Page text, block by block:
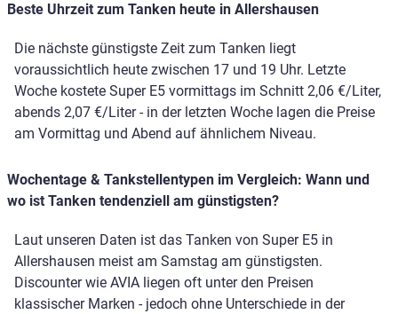
Beste Uhrzeit zum Tanken heute in Allershausen
Die nächste günstigste Zeit zum Tanken liegt
voraussichtlich heute zwischen 17 und 19 Uhr. Letzte
Woche kostete Super E5 vormittags im Schnitt 2,06 €/Liter,
abends 2,07 €/Liter - in der letzten Woche lagen die Preise
am Vormittag und Abend auf ähnlichem Niveau.
Wochentage & Tankstellentypen im Vergleich: Wann und
wo ist Tanken tendenziell am günstigsten?
Laut unseren Daten ist das Tanken von Super E5 in
Allershausen meist am Samstag am günstigsten.
Discounter wie AVIA liegen oft unter den Preisen
klassischer Marken - jedoch ohne Unterschiede in der